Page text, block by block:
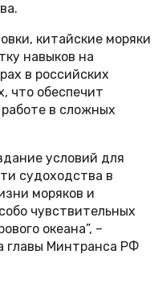
китайские моряки
навыков на
в российских
что обеспечит
в сложных
условий для
судоходства в
моряков и
чувствительных
океана”, –
главы Минтранса РФ